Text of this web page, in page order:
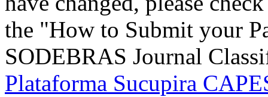
the "How to Submit your
SODEBRAS Journal
Plataforma Sucupira